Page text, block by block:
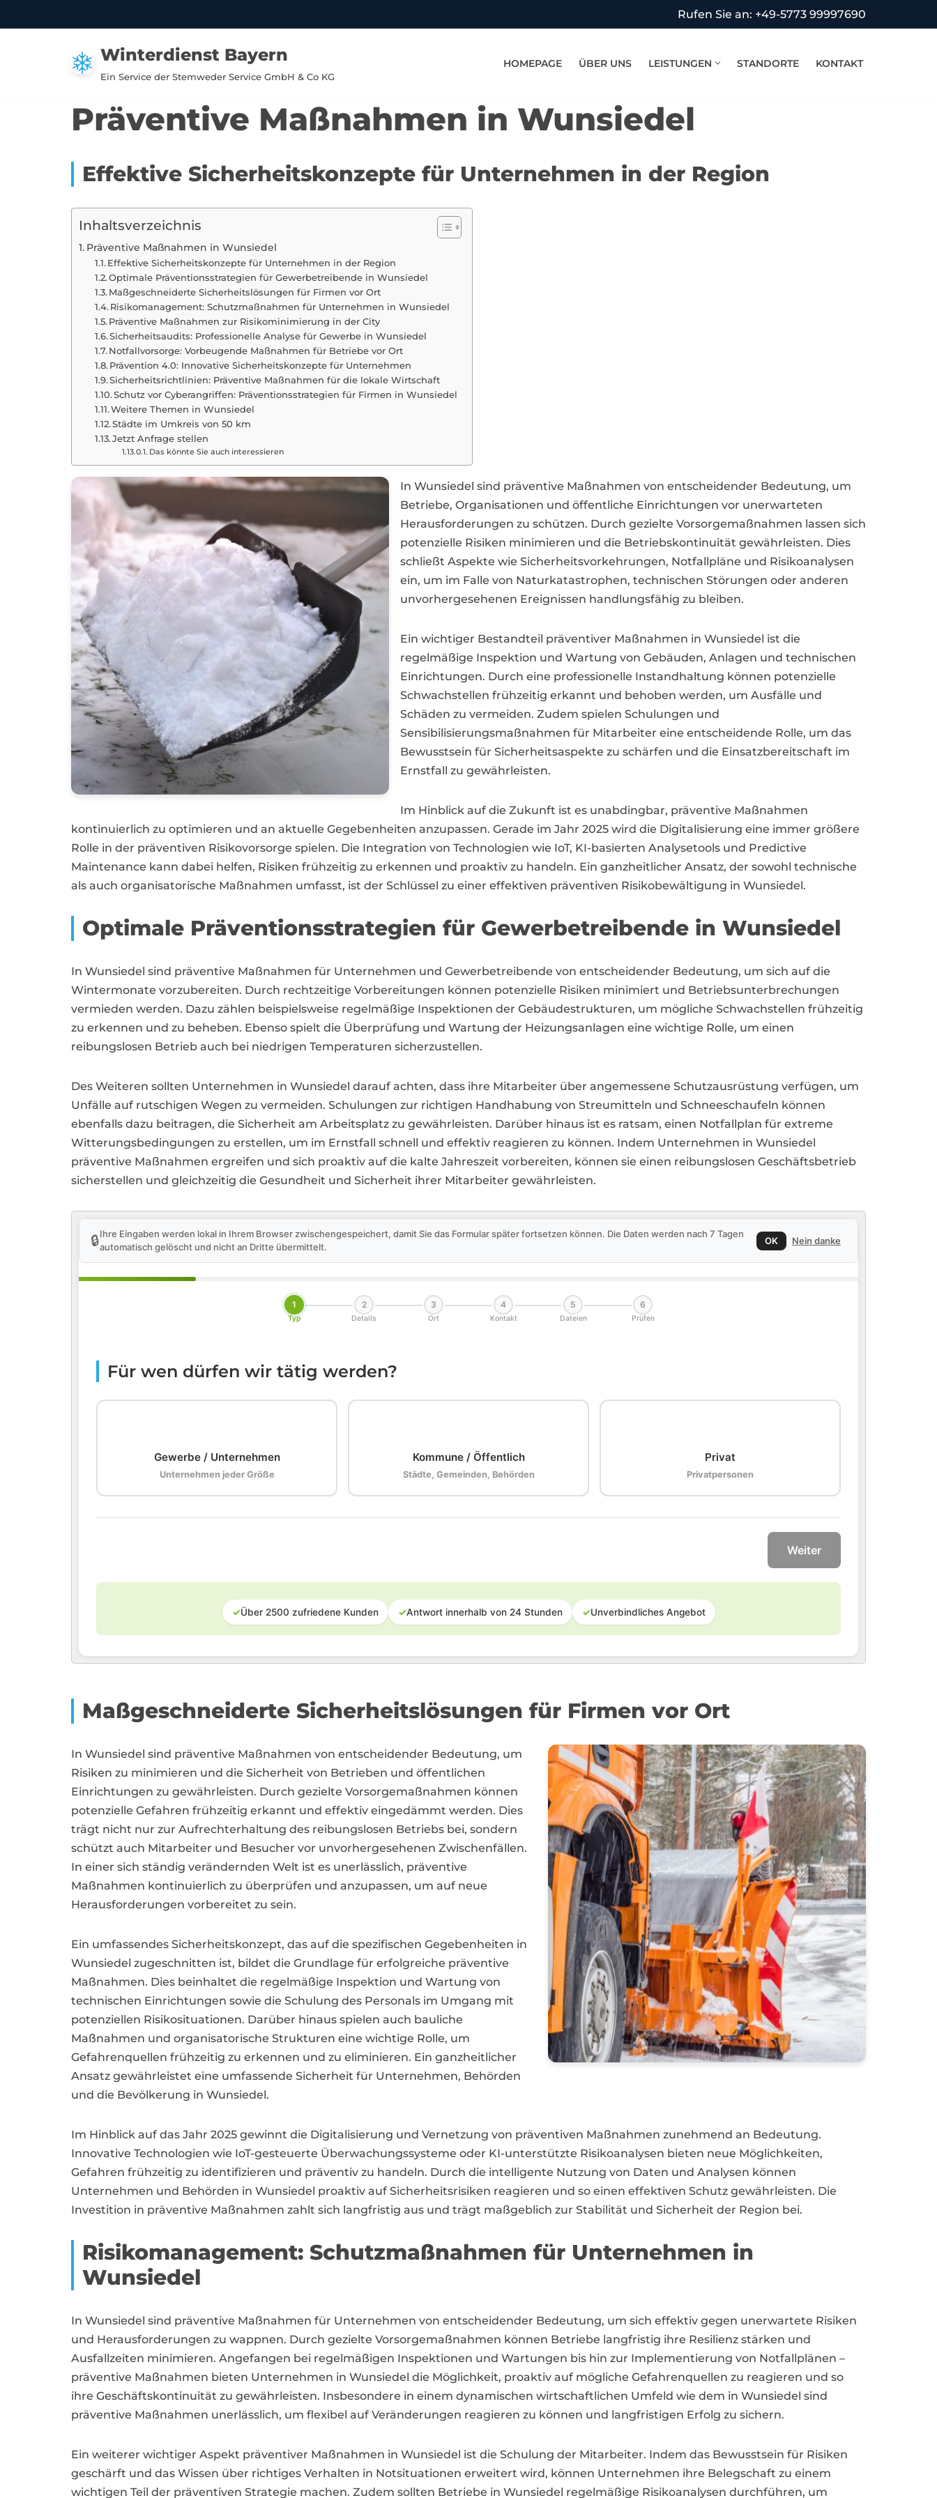
Rufen Sie an: +49-5773 99997690
Winterdienst Bayern
Ein Service der Stemweder Service GmbH & Co KG
HOMEPAGE ÜBER UNS LEISTUNGEN STANDORTE KONTAKT
Präventive Maßnahmen in Wunsiedel
Effektive Sicherheitskonzepte für Unternehmen in der Region
Inhaltsverzeichnis
Präventive Maßnahmen in Wunsiedel
Effektive Sicherheitskonzepte für Unternehmen in der Region
Optimale Präventionsstrategien für Gewerbetreibende in Wunsiedel
Maßgeschneiderte Sicherheitslösungen für Firmen vor Ort
Risikomanagement: Schutzmaßnahmen für Unternehmen in Wunsiedel
Präventive Maßnahmen zur Risikominimierung in der City
Sicherheitsaudits: Professionelle Analyse für Gewerbe in Wunsiedel
Notfallvorsorge: Vorbeugende Maßnahmen für Betriebe vor Ort
Prävention 4.0: Innovative Sicherheitskonzepte für Unternehmen
Sicherheitsrichtlinien: Präventive Maßnahmen für die lokale Wirtschaft
Schutz vor Cyberangriffen: Präventionsstrategien für Firmen in Wunsiedel
Weitere Themen in Wunsiedel
Städte im Umkreis von 50 km
Jetzt Anfrage stellen
Das könnte Sie auch interessieren
In Wunsiedel sind präventive Maßnahmen von entscheidender Bedeutung, um
Betriebe, Organisationen und öffentliche Einrichtungen vor unerwarteten
Herausforderungen zu schützen. Durch gezielte Vorsorgemaßnahmen lassen sich
potenzielle Risiken minimieren und die Betriebskontinuität gewährleisten. Dies
schließt Aspekte wie Sicherheitsvorkehrungen, Notfallpläne und Risikoanalysen
ein, um im Falle von Naturkatastrophen, technischen Störungen oder anderen
unvorhergesehenen Ereignissen handlungsfähig zu bleiben.
Ein wichtiger Bestandteil präventiver Maßnahmen in Wunsiedel ist die
regelmäßige Inspektion und Wartung von Gebäuden, Anlagen und technischen
Einrichtungen. Durch eine professionelle Instandhaltung können potenzielle
Schwachstellen frühzeitig erkannt und behoben werden, um Ausfälle und
Schäden zu vermeiden. Zudem spielen Schulungen und
Sensibilisierungsmaßnahmen für Mitarbeiter eine entscheidende Rolle, um das
Bewusstsein für Sicherheitsaspekte zu schärfen und die Einsatzbereitschaft im
Ernstfall zu gewährleisten.
Im Hinblick auf die Zukunft ist es unabdingbar, präventive Maßnahmen
kontinuierlich zu optimieren und an aktuelle Gegebenheiten anzupassen. Gerade im Jahr 2025 wird die Digitalisierung eine immer größere
Rolle in der präventiven Risikovorsorge spielen. Die Integration von Technologien wie IoT, KI-basierten Analysetools und Predictive
Maintenance kann dabei helfen, Risiken frühzeitig zu erkennen und proaktiv zu handeln. Ein ganzheitlicher Ansatz, der sowohl technische
als auch organisatorische Maßnahmen umfasst, ist der Schlüssel zu einer effektiven präventiven Risikobewältigung in Wunsiedel.
Optimale Präventionsstrategien für Gewerbetreibende in Wunsiedel
In Wunsiedel sind präventive Maßnahmen für Unternehmen und Gewerbetreibende von entscheidender Bedeutung, um sich auf die
Wintermonate vorzubereiten. Durch rechtzeitige Vorbereitungen können potenzielle Risiken minimiert und Betriebsunterbrechungen
vermieden werden. Dazu zählen beispielsweise regelmäßige Inspektionen der Gebäudestrukturen, um mögliche Schwachstellen frühzeitig
zu erkennen und zu beheben. Ebenso spielt die Überprüfung und Wartung der Heizungsanlagen eine wichtige Rolle, um einen
reibungslosen Betrieb auch bei niedrigen Temperaturen sicherzustellen.
Des Weiteren sollten Unternehmen in Wunsiedel darauf achten, dass ihre Mitarbeiter über angemessene Schutzausrüstung verfügen, um
Unfälle auf rutschigen Wegen zu vermeiden. Schulungen zur richtigen Handhabung von Streumitteln und Schneeschaufeln können
ebenfalls dazu beitragen, die Sicherheit am Arbeitsplatz zu gewährleisten. Darüber hinaus ist es ratsam, einen Notfallplan für extreme
Witterungsbedingungen zu erstellen, um im Ernstfall schnell und effektiv reagieren zu können. Indem Unternehmen in Wunsiedel
präventive Maßnahmen ergreifen und sich proaktiv auf die kalte Jahreszeit vorbereiten, können sie einen reibungslosen Geschäftsbetrieb
sicherstellen und gleichzeitig die Gesundheit und Sicherheit ihrer Mitarbeiter gewährleisten.
🔒Ihre Eingaben werden lokal in Ihrem Browser zwischengespeichert, damit Sie das Formular später fortsetzen können. Die Daten werden nach 7 Tagen
automatisch gelöscht und nicht an Dritte übermittelt.
OK Nein danke
1
Typ
2
Details
3
Ort
4
Kontakt
5
Dateien
6
Prüfen
Für wen dürfen wir tätig werden?
Gewerbe / Unternehmen
Unternehmen jeder Größe
Kommune / Öffentlich
Städte, Gemeinden, Behörden
Privat
Privatpersonen
Weiter
✓Über 2500 zufriedene Kunden ✓Antwort innerhalb von 24 Stunden ✓Unverbindliches Angebot
Maßgeschneiderte Sicherheitslösungen für Firmen vor Ort
In Wunsiedel sind präventive Maßnahmen von entscheidender Bedeutung, um
Risiken zu minimieren und die Sicherheit von Betrieben und öffentlichen
Einrichtungen zu gewährleisten. Durch gezielte Vorsorgemaßnahmen können
potenzielle Gefahren frühzeitig erkannt und effektiv eingedämmt werden. Dies
trägt nicht nur zur Aufrechterhaltung des reibungslosen Betriebs bei, sondern
schützt auch Mitarbeiter und Besucher vor unvorhergesehenen Zwischenfällen.
In einer sich ständig verändernden Welt ist es unerlässlich, präventive
Maßnahmen kontinuierlich zu überprüfen und anzupassen, um auf neue
Herausforderungen vorbereitet zu sein.
Ein umfassendes Sicherheitskonzept, das auf die spezifischen Gegebenheiten in
Wunsiedel zugeschnitten ist, bildet die Grundlage für erfolgreiche präventive
Maßnahmen. Dies beinhaltet die regelmäßige Inspektion und Wartung von
technischen Einrichtungen sowie die Schulung des Personals im Umgang mit
potenziellen Risikosituationen. Darüber hinaus spielen auch bauliche
Maßnahmen und organisatorische Strukturen eine wichtige Rolle, um
Gefahrenquellen frühzeitig zu erkennen und zu eliminieren. Ein ganzheitlicher
Ansatz gewährleistet eine umfassende Sicherheit für Unternehmen, Behörden
und die Bevölkerung in Wunsiedel.
Im Hinblick auf das Jahr 2025 gewinnt die Digitalisierung und Vernetzung von präventiven Maßnahmen zunehmend an Bedeutung.
Innovative Technologien wie IoT-gesteuerte Überwachungssysteme oder KI-unterstützte Risikoanalysen bieten neue Möglichkeiten,
Gefahren frühzeitig zu identifizieren und präventiv zu handeln. Durch die intelligente Nutzung von Daten und Analysen können
Unternehmen und Behörden in Wunsiedel proaktiv auf Sicherheitsrisiken reagieren und so einen effektiven Schutz gewährleisten. Die
Investition in präventive Maßnahmen zahlt sich langfristig aus und trägt maßgeblich zur Stabilität und Sicherheit der Region bei.
Risikomanagement: Schutzmaßnahmen für Unternehmen in
Wunsiedel
In Wunsiedel sind präventive Maßnahmen für Unternehmen von entscheidender Bedeutung, um sich effektiv gegen unerwartete Risiken
und Herausforderungen zu wappnen. Durch gezielte Vorsorgemaßnahmen können Betriebe langfristig ihre Resilienz stärken und
Ausfallzeiten minimieren. Angefangen bei regelmäßigen Inspektionen und Wartungen bis hin zur Implementierung von Notfallplänen –
präventive Maßnahmen bieten Unternehmen in Wunsiedel die Möglichkeit, proaktiv auf mögliche Gefahrenquellen zu reagieren und so
ihre Geschäftskontinuität zu gewährleisten. Insbesondere in einem dynamischen wirtschaftlichen Umfeld wie dem in Wunsiedel sind
präventive Maßnahmen unerlässlich, um flexibel auf Veränderungen reagieren zu können und langfristigen Erfolg zu sichern.
Ein weiterer wichtiger Aspekt präventiver Maßnahmen in Wunsiedel ist die Schulung der Mitarbeiter. Indem das Bewusstsein für Risiken
geschärft und das Wissen über richtiges Verhalten in Notsituationen erweitert wird, können Unternehmen ihre Belegschaft zu einem
wichtigen Teil der präventiven Strategie machen. Zudem sollten Betriebe in Wunsiedel regelmäßige Risikoanalysen durchführen, um